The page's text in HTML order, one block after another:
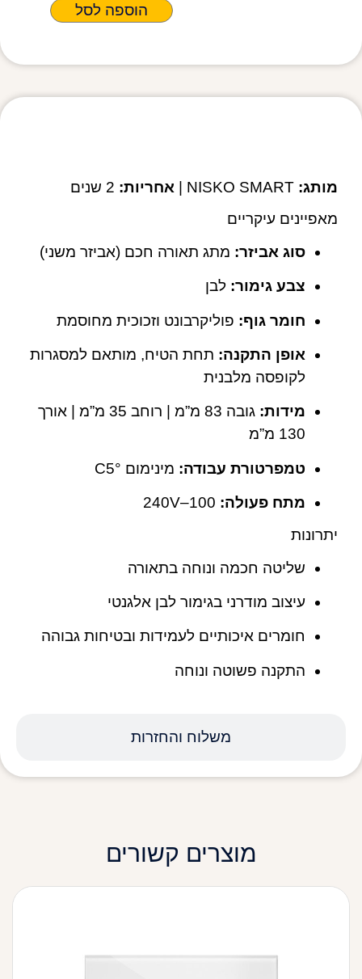
הוספה לסל
משלוח והחזרות
מותג: אחריות:
מאפיינים עיקריים
סוג אביזר: מתג תאורה חכם (אביזר משני)
צבע גימור: לבן
חומר גוף: פוליקרבונט וזכוכית מחוסמת
אופן התקנה: תחת הטיח, מותאם למסגרות
לקופסה מלבנית
מידות:
גובה 83 מ”מ | רוחב 35 מ”מ | אורך
130 מ”מ
טמפרטורת עבודה: מינימום °C5
מתח פעולה:
יתרונות
שליטה חכמה ונוחה בתאורה
עיצוב מודרני בגימור לבן אלגנטי
חומרים איכותיים לעמידות ובטיחות גבוהה
התקנה פשוטה ונוחה
מוצרים קשורים